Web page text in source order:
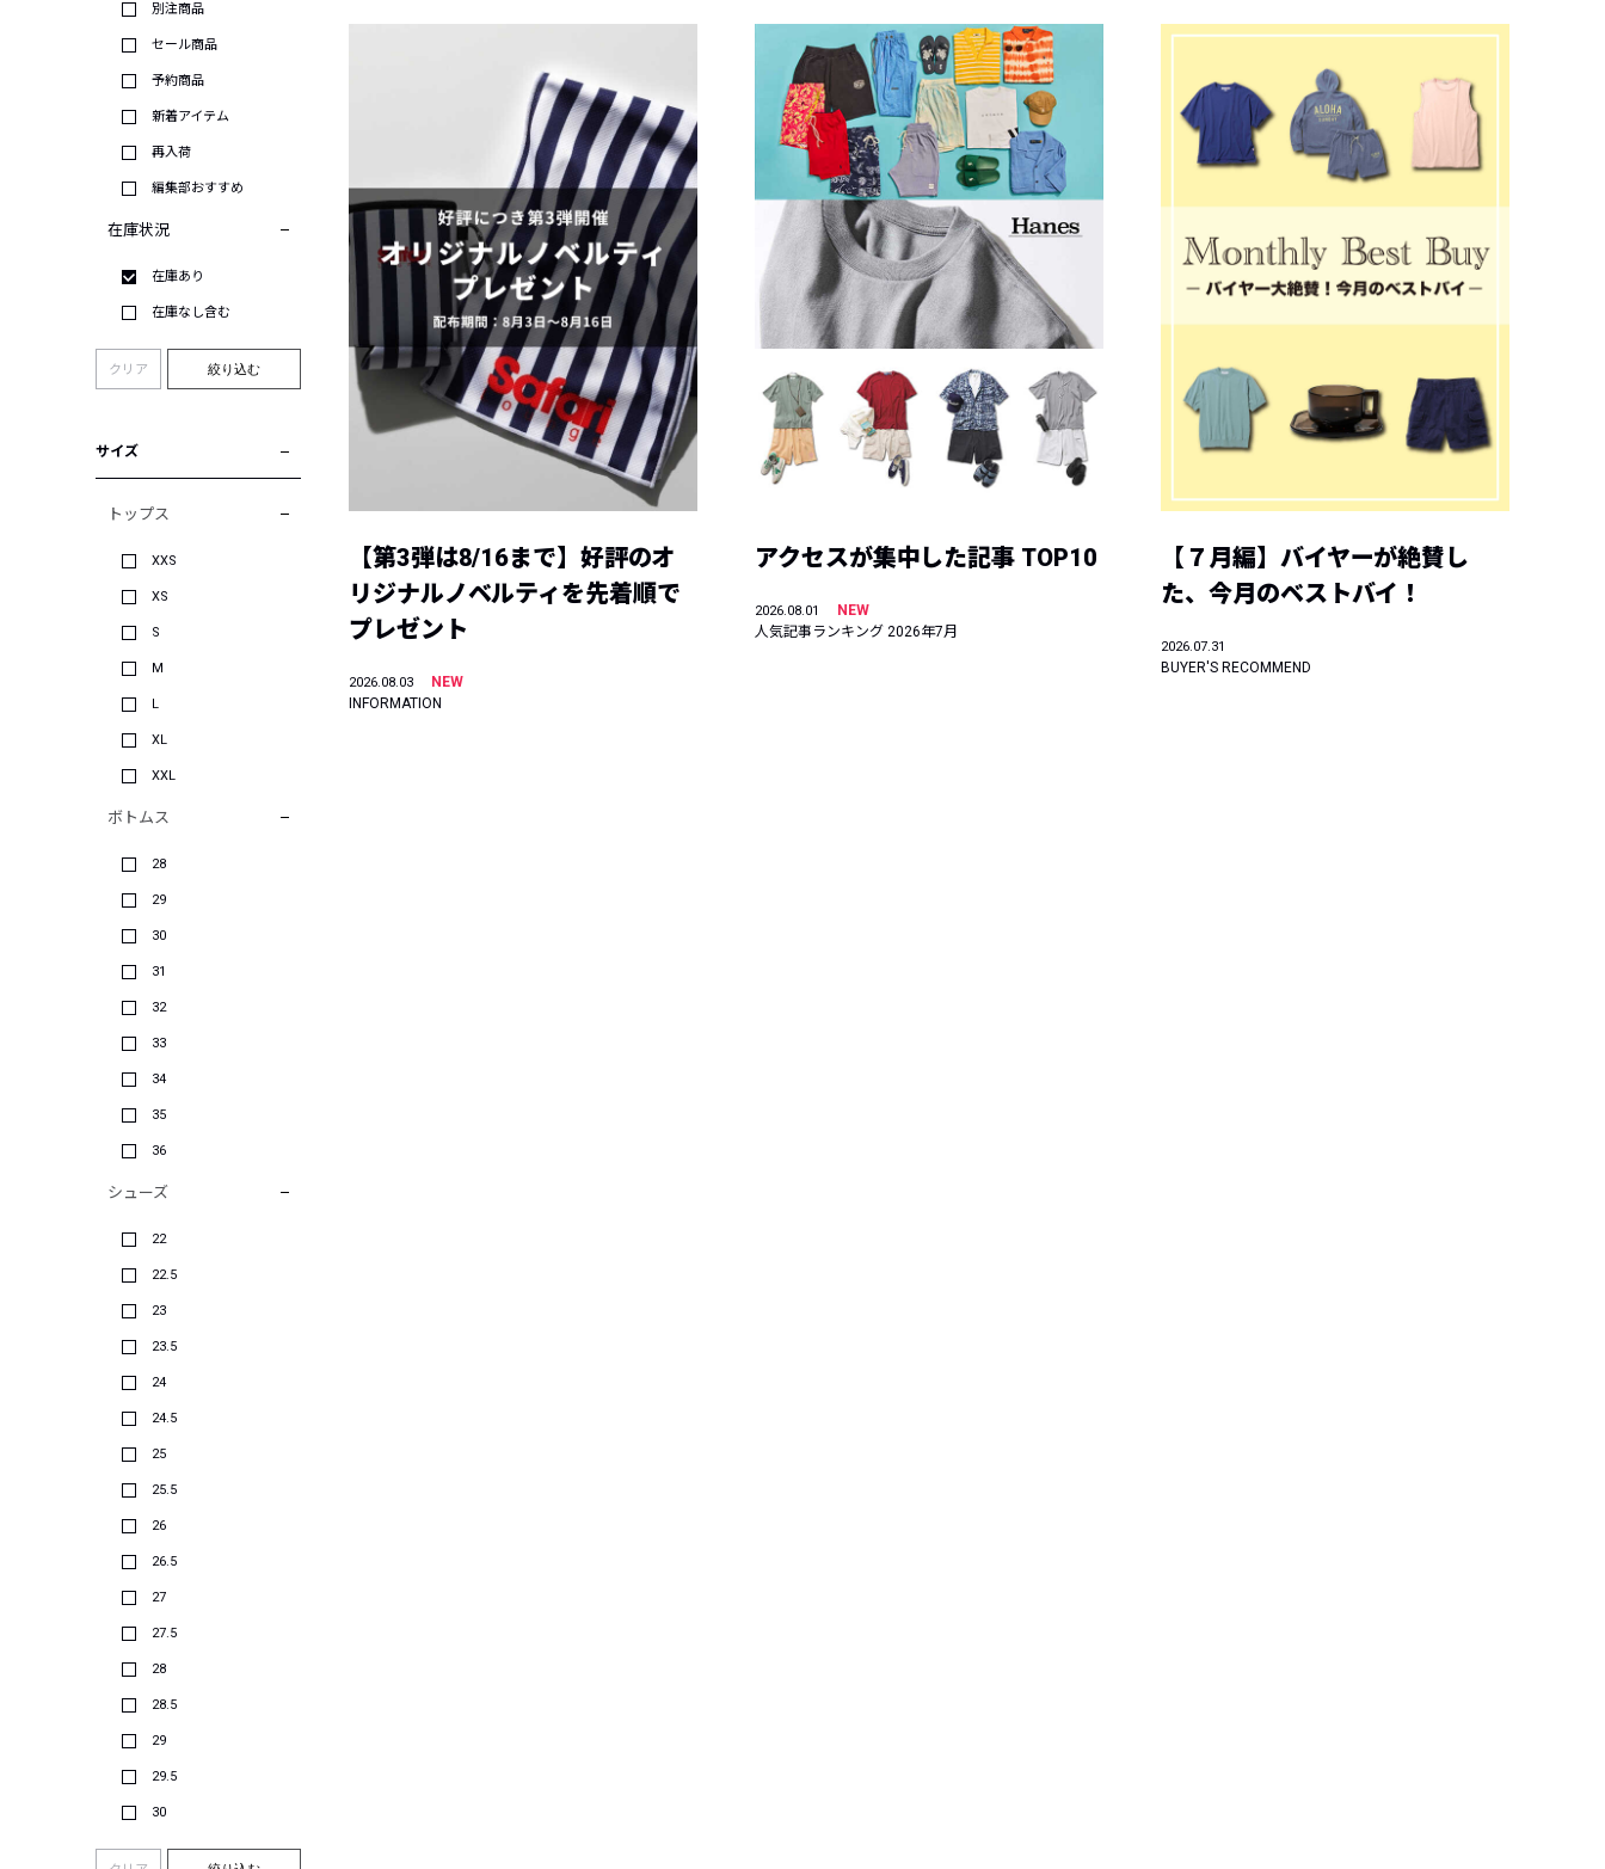
別注商品
セール商品
予約商品
新着アイテム
再入荷
編集部おすすめ
在庫状況
在庫あり
在庫なし含む
クリア 絞り込む
サイズ
トップス
XXS
XS
S
M
L
XL
XXL
ボトムス
28
29
30
31
32
33
34
35
36
シューズ
22
22.5
23
23.5
24
24.5
25
25.5
26
26.5
27
27.5
28
28.5
29
29.5
30
【第3弾は8/16まで】好評のオ
リジナルノベルティを先着順で
プレゼント
2026.08.03
NEW
INFORMATION
アクセスが集中した記事 TOP10
2026.08.01
NEW
人気記事ランキング 2026年7月
【７月編】バイヤーが絶賛し
た、今月のベストバイ！
2026.07.31
BUYER'S RECOMMEND